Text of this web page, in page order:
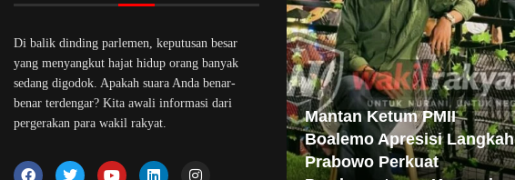
Di balik dinding parlemen, keputusan besar
yang menyangkut hajat hidup orang banyak
sedang digodok. Apakah suara Anda benar-
benar terdengar? Kita awali informasi dari
pergerakan para wakil rakyat.
Mantan Ketum PMII
Boalemo Apresisi Langkah
Prabowo Perkuat